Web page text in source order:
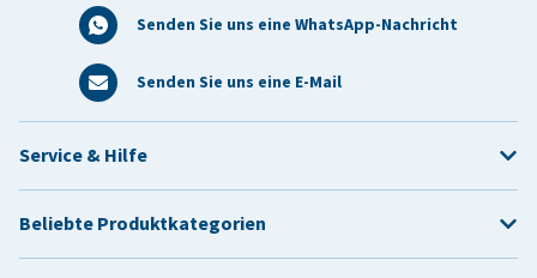
Senden Sie uns eine WhatsApp-Nachricht
Senden Sie uns eine E-Mail
Service & Hilfe
Beliebte Produktkategorien